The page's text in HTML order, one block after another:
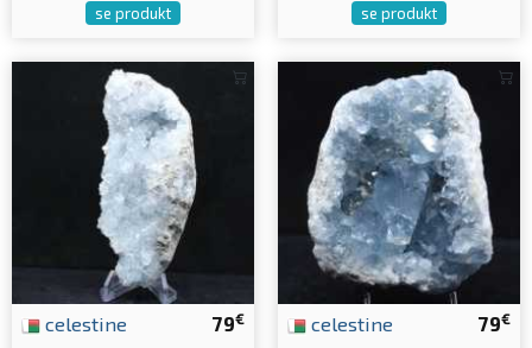
se produkt se produkt
79€
celestine 79€
celestine